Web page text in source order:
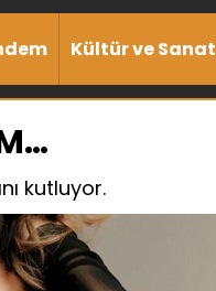
Kültür ve Sanat
kutluyor.